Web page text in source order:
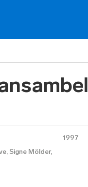
Signe Mölder,
1997